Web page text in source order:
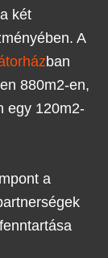
két
A
ban
880m2-en,
egy 120m2-
a